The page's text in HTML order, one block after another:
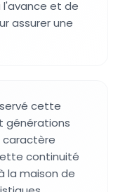
l'avance et de
assurer une
cette
générations
caractère
continuité
la maison de